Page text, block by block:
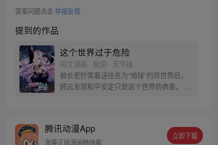
答案问题点击 举报反馈
提到的作品
这个世界过于危险
阅文漫画 · 脑洞 · 无节操
被长老狞笑着送往名为“地球”的异世界后，
顾云发现和平安定只是这个世界的表象。 恶
不能寐的都市传说诞生了 《这个世界过于危
险》每周三、六双更，读者群：561675062
腾讯动漫App
海量正版漫画畅快看
立即下载